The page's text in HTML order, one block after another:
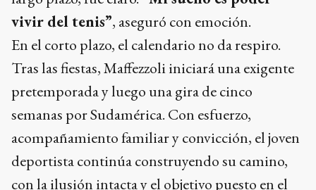
vivir del tenis”, aseguró con emoción.
En el corto plazo, el calendario no da respiro.
Tras las fiestas, Maffezzoli iniciará una exigente
pretemporada y luego una gira de cinco
semanas por Sudamérica. Con esfuerzo,
acompañamiento familiar y convicción, el joven
deportista continúa construyendo su camino,
con la ilusión intacta y el objetivo puesto en el